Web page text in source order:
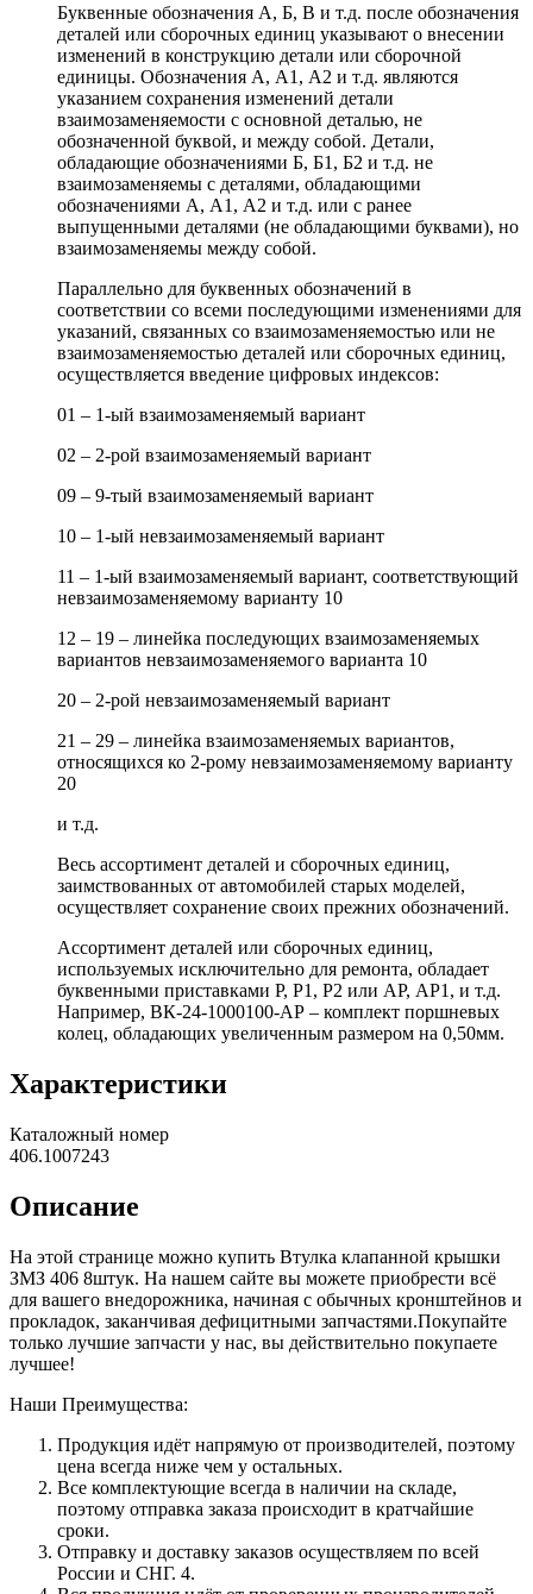
Буквенные обозначения А, Б, В и т.д. после обозначения
деталей или сборочных единиц указывают о внесении
изменений в конструкцию детали или сборочной
единицы. Обозначения А, А1, А2 и т.д. являются
указанием сохранения изменений детали
взаимозаменяемости с основной деталью, не
обозначенной буквой, и между собой. Детали,
обладающие обозначениями Б, Б1, Б2 и т.д. не
взаимозаменяемы с деталями, обладающими
обозначениями А, А1, А2 и т.д. или с ранее
выпущенными деталями (не обладающими буквами), но
взаимозаменяемы между собой.
Параллельно для буквенных обозначений в
соответствии со всеми последующими изменениями для
указаний, связанных со взаимозаменяемостью или не
взаимозаменяемостью деталей или сборочных единиц,
осуществляется введение цифровых индексов:
01 – 1-ый взаимозаменяемый вариант
02 – 2-рой взаимозаменяемый вариант
09 – 9-тый взаимозаменяемый вариант
10 – 1-ый невзаимозаменяемый вариант
11 – 1-ый взаимозаменяемый вариант, соответствующий
невзаимозаменяемому варианту 10
12 – 19 – линейка последующих взаимозаменяемых
вариантов невзаимозаменяемого варианта 10
20 – 2-рой невзаимозаменяемый вариант
21 – 29 – линейка взаимозаменяемых вариантов,
относящихся ко 2-рому невзаимозаменяемому варианту
20
и т.д.
Весь ассортимент деталей и сборочных единиц,
заимствованных от автомобилей старых моделей,
осуществляет сохранение своих прежних обозначений.
Ассортимент деталей или сборочных единиц,
используемых исключительно для ремонта, обладает
буквенными приставками Р, Р1, Р2 или АР, АР1, и т.д.
Например, ВК-24-1000100-АР – комплект поршневых
колец, обладающих увеличенным размером на 0,50мм.
Характеристики
Каталожный номер
406.1007243
Описание
На этой странице можно купить Втулка клапанной крышки
ЗМЗ 406 8штук. На нашем сайте вы можете приобрести всё
для вашего внедорожника, начиная с обычных кронштейнов и
прокладок, заканчивая дефицитными запчастями.Покупайте
только лучшие запчасти у нас, вы действительно покупаете
лучшее!
Наши Преимущества:
Продукция идёт напрямую от производителей, поэтому
цена всегда ниже чем у остальных.
Все комплектующие всегда в наличии на складе,
поэтому отправка заказа происходит в кратчайшие
сроки.
Отправку и доставку заказов осуществляем по всей
России и СНГ. 4.